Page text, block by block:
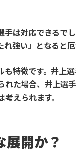
は対応できるでし
強い」となると厄
特徴です。井上
た場合、井上選
考えられます。
展開か？